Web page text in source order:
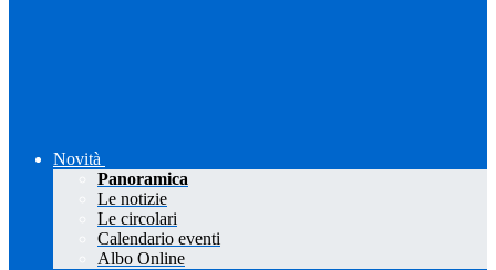
Novità
Panoramica
Le notizie
Le circolari
Calendario eventi
Albo Online